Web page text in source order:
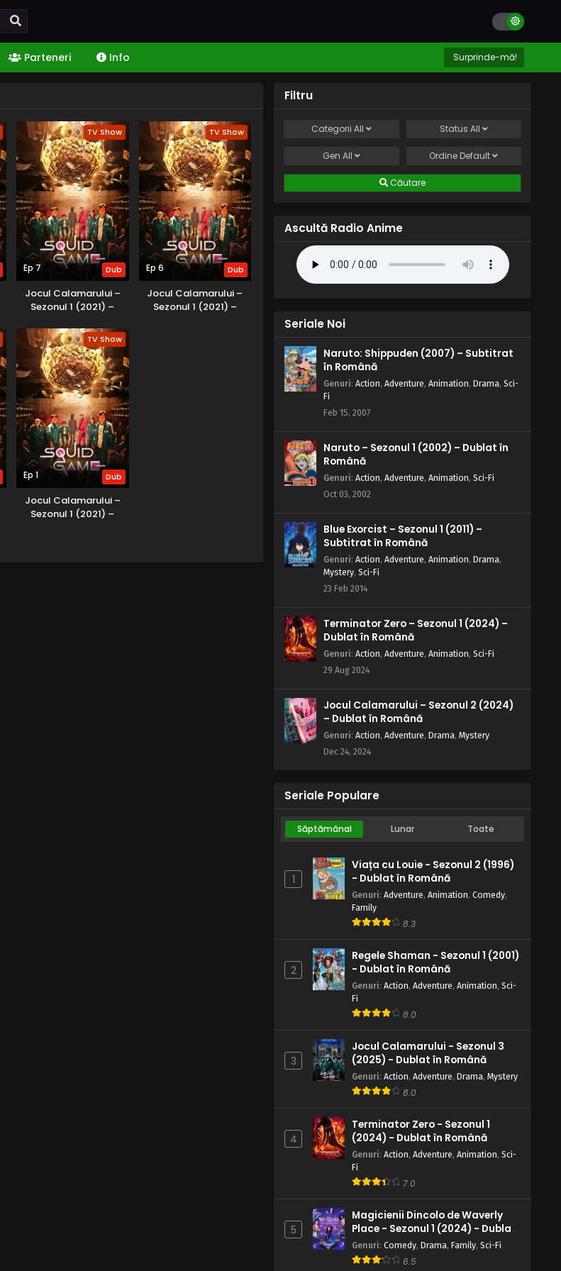
Parteneri Info Surprinde-mă!
TV Show
Ep 7 Dub
Jocul Calamarului –
Sezonul 1 (2021) –
TV Show
Ep 6 Dub
Jocul Calamarului –
Sezonul 1 (2021) –
TV Show
Ep 1 Dub
Jocul Calamarului –
Sezonul 1 (2021) –
Filtru
Categorii All Status All
Gen All Ordine Default
Căutare
Ascultă Radio Anime
Seriale Noi
Naruto: Shippuden (2007) – Subtitrat
în Română
Genuri: Action, Adventure, Animation, Drama, Sci-
Fi
Feb 15, 2007
Naruto – Sezonul 1 (2002) – Dublat în
Română
Genuri: Action, Adventure, Animation, Sci-Fi
Oct 03, 2002
Blue Exorcist – Sezonul 1 (2011) –
Subtitrat în Română
Genuri: Action, Adventure, Animation, Drama,
Mystery, Sci-Fi
23 Feb 2014
Terminator Zero – Sezonul 1 (2024) –
Dublat în Română
Genuri: Action, Adventure, Animation, Sci-Fi
29 Aug 2024
Jocul Calamarului – Sezonul 2 (2024)
– Dublat în Română
Genuri: Action, Adventure, Drama, Mystery
Dec 24, 2024
Seriale Populare
Săptămânal Lunar Toate
1
Viața cu Louie - Sezonul 2 (1996)
- Dublat în Română
Genuri: Adventure, Animation, Comedy,
Family
8.3
2
Regele Shaman - Sezonul 1 (2001)
- Dublat în Română
Genuri: Action, Adventure, Animation, Sci-
Fi
8.0
3
Jocul Calamarului - Sezonul 3
(2025) - Dublat în Română
Genuri: Action, Adventure, Drama, Mystery
8.0
4
Terminator Zero - Sezonul 1
(2024) - Dublat în Română
Genuri: Action, Adventure, Animation, Sci-
Fi
7.0
5
Magicienii Dincolo de Waverly
Place - Sezonul 1 (2024) - Dublat
în Română
Genuri: Comedy, Drama, Family, Sci-Fi
6.5